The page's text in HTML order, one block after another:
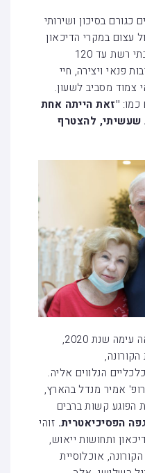
כגורם בסיכון ושירותי
עצום במקרי הדיכאון
בקרב האוכלוסייה המבוגרת, בבתי רשת עד 120
פנאי ויצירה, חיי
צמוד מסביב לשעון.
"זאת הייתה אחת
שעשיתי, להצטרף
כשמדברים על הקשיים שהביאה עימה שנת 2020,
הנלווים אליה.
אמיר מנדל בהארץ,
הפוגע קשות ברבים
הפסיכיאטרית. זוהי
ותחושות ייאוש,
אוכלוסיית